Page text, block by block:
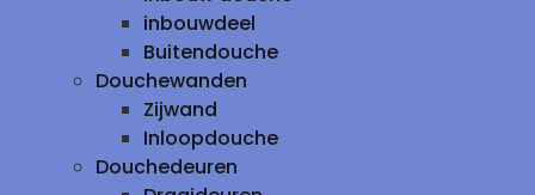
inbouwdeel
Buitendouche
Douchewanden
Zijwand
Inloopdouche
Douchedeuren